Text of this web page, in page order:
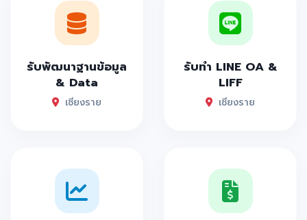
รับพัฒนาฐานข้อมูล
& Data
เชียงราย
รับทำ LINE OA &
LIFF
เชียงราย